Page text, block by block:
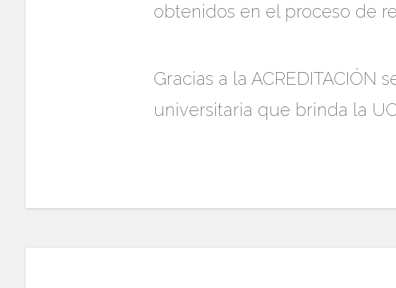
obtenidos en el proceso de
Gracias a la
universitaria que brinda la